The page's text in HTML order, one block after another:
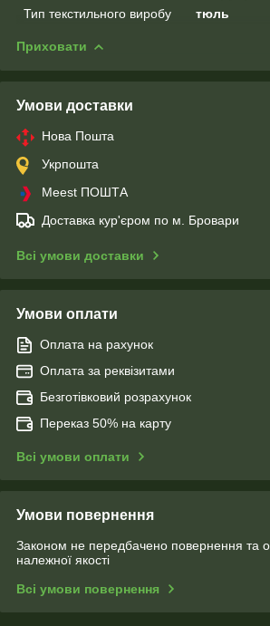
Тип текстильного виробу
тюль
Приховати
Умови доставки
Нова Пошта
Укрпошта
Meest ПОШТА
Доставка кур'єром по м. Бровари
Всі умови доставки
Умови оплати
Оплата на рахунок
Оплата за реквізитами
Безготівковий розрахунок
Переказ 50% на карту
Всі умови оплати
Умови повернення
Законом не передбачено повернення та
належної якості
Всі умови повернення